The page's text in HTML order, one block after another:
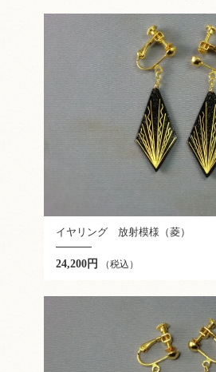
イヤリング 放射模様（菱）
24,200円 （税込）